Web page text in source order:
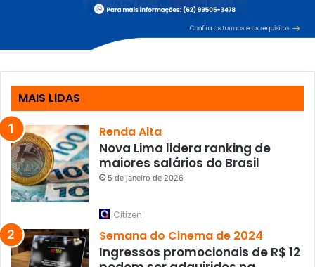
MAIS LIDAS
Renda Alta
Nova Lima lidera ranking de
maiores salários do Brasil
5 de janeiro de 2026
Citizen
Semana do Cinema de 2024
Ingressos promocionais de R$ 12